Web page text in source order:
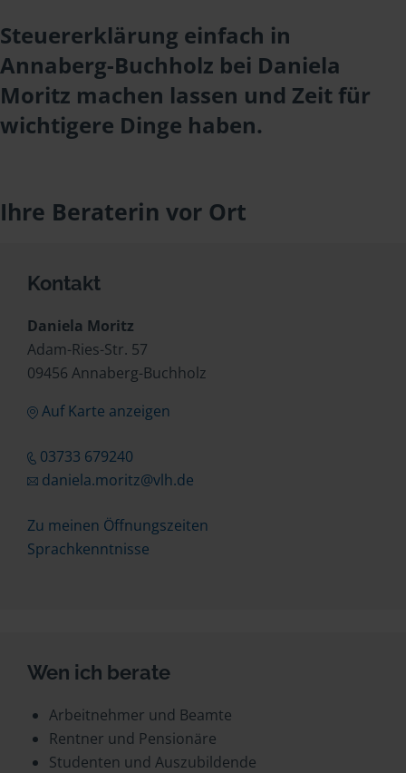
Steuererklärung einfach in
Annaberg-Buchholz bei Daniela
Moritz machen lassen und Zeit für
wichtigere Dinge haben.
Ihre Beraterin vor Ort
Kontakt
Daniela Moritz
Adam-Ries-Str. 57
09456 Annaberg-Buchholz
Auf Karte anzeigen
03733 679240
daniela.moritz@vlh.de
Zu meinen Öffnungszeiten
Sprachkenntnisse
Wen ich berate
Arbeitnehmer und Beamte
Rentner und Pensionäre
Studenten und Auszubildende